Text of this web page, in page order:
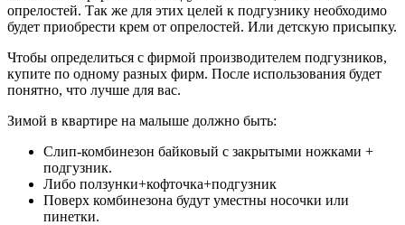
опрелостей. Так же для этих целей к подгузнику необходимо
будет приобрести крем от опрелостей. Или детскую присыпку.
Чтобы определиться с фирмой производителем подгузников,
купите по одному разных фирм. После использования будет
понятно, что лучше для вас.
Зимой в квартире на малыше должно быть:
Слип-комбинезон байковый с закрытыми ножками +
подгузник.
Либо ползунки+кофточка+подгузник
Поверх комбинезона будут уместны носочки или
пинетки.